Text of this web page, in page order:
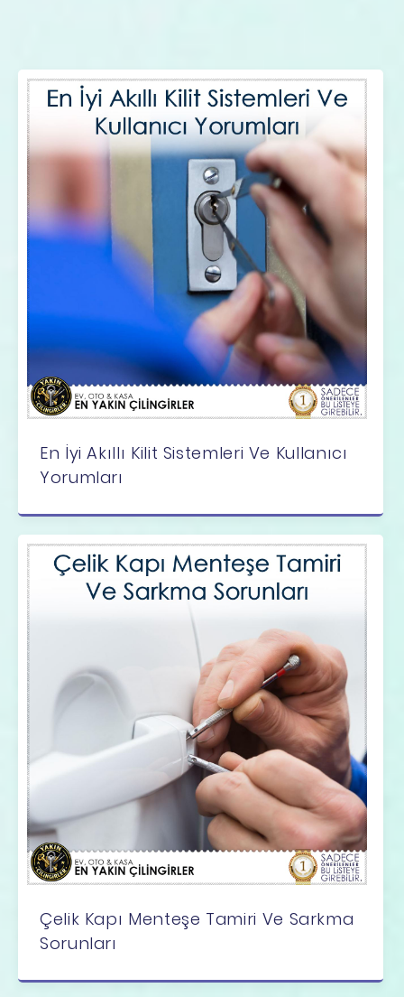
En İyi Akıllı Kilit Sistemleri Ve Kullanıcı
Yorumları
Çelik Kapı Menteşe Tamiri Ve Sarkma
Sorunları